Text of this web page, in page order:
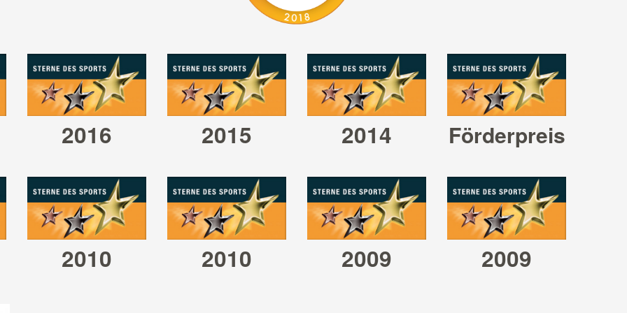
2016
Stern
Bronze
2015
großer Stern
in Bronze
2014
Förderpreis 2014
Förderpreis
2010
Stern
2010
kleiner Stern
in Silber
2009
großer Stern
in Bronze
2009